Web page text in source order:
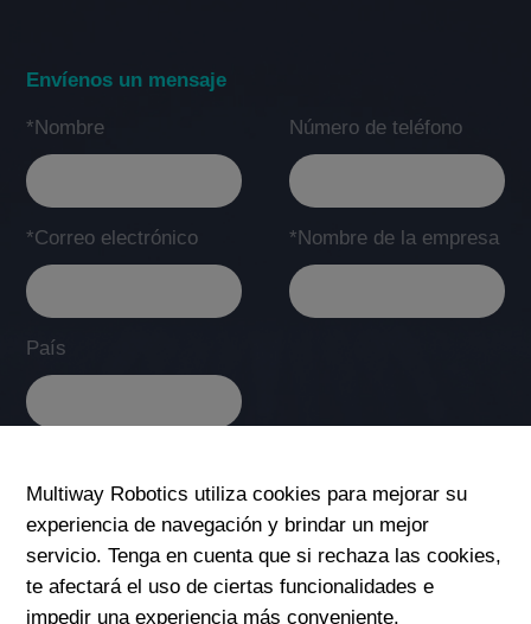
Envíenos un mensaje
*Nombre Número de teléfono
*Correo electrónico *Nombre de la empresa
País
Enviar
Multiway Robotics utiliza cookies para mejorar su
experiencia de navegación y brindar un mejor
servicio. Tenga en cuenta que si rechaza las cookies,
te afectará el uso de ciertas funcionalidades e
impedir una experiencia más conveniente.